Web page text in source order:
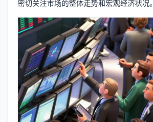
密切关注市场的整体走势和宏观经济状况。